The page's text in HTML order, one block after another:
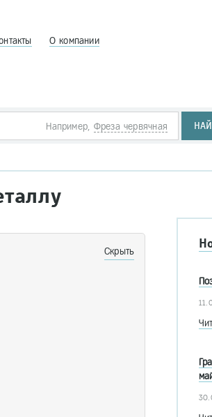
О компании
Например, Фреза червячная
Скрыть